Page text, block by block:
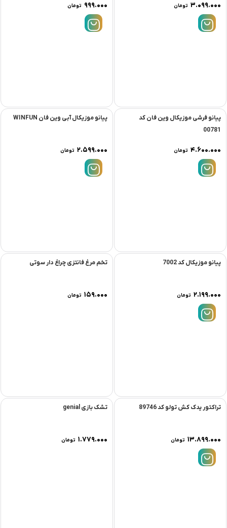
۳.۰۹۹.۰۰۰ تومان ۹۹۹.۰۰۰ تومان
پیانو فرشی موزیکال وین فان کد
00781
۴.۶۰۰.۰۰۰ تومان
پیانو موزیکال آبی وین فان WINFUN
۲.۵۹۹.۰۰۰ تومان
پیانو موزیکال کد 7002
۲.۱۹۹.۰۰۰ تومان
تخم مرغ فانتزی چراغ دار سوتی
۱۵۹.۰۰۰ تومان
تراکتور یدک کش تولو کد 89746
۱۳.۸۹۹.۰۰۰ تومان
تشک بازی genial
۱.۷۷۹.۰۰۰ تومان